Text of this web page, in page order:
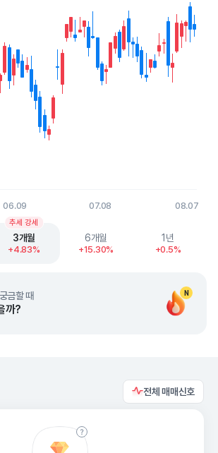
displaying Time. Data ranges from
displaying values. Data ranges from
06.09 07.08 08.07
3개월
+4.83%
추세 강세
6개월
+15.30%
1년
+0.5%
N
금할 때
까?
전체 매매신호